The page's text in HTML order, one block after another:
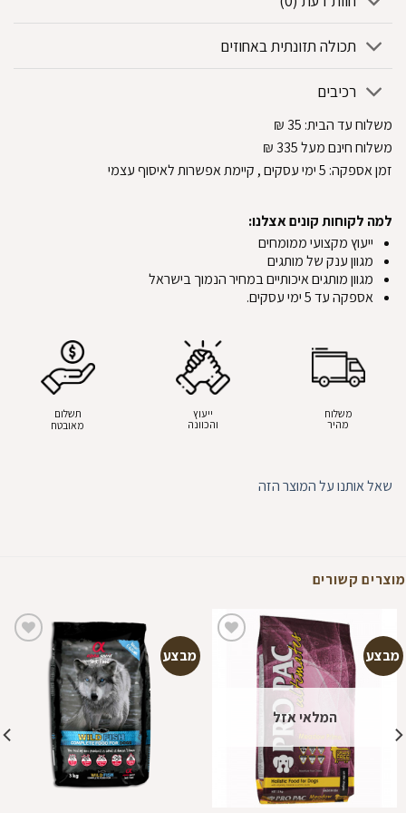
תכולה תזונתית באחוזים
רכיבים
משלוח עד הבית:
₪
משלוח חינם מעל 335
₪
זמן אספקה: 5ימי עסקים, קיימת אפשרות לאיסוף עצמי
למה לקוחות קונים אצלנו:
ייעוץ מקצועי ממומחים
מגוון ענק של מותגים
מגוון מותגים איכותיים במחיר הנמוך בישראל
אספקה עד 5 ימי עסקים.
משלוח
מהיר
ייעוץ
והכוונה
תשלום
מאובטח
שאל אותנו על המוצר הזה
מוצרים קשורים
מבצע
המלאי אזל
מבצע